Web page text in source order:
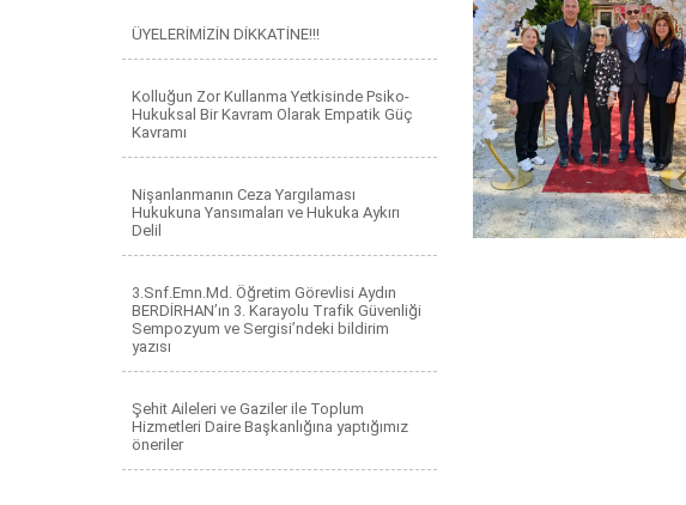
ÜYELERİMİZİN DİKKATİNE!!!
Kolluğun Zor Kullanma Yetkisinde Psiko-
Hukuksal Bir Kavram Olarak Empatik Güç
Kavramı
Nişanlanmanın Ceza Yargılaması
Hukukuna Yansımaları ve Hukuka Aykırı
Delil
3.Snf.Emn.Md. Öğretim Görevlisi Aydın
BERDİRHAN’ın 3. Karayolu Trafik Güvenliği
Sempozyum ve Sergisi’ndeki bildirim
yazısı
Şehit Aileleri ve Gaziler ile Toplum
Hizmetleri Daire Başkanlığına yaptığımız
öneriler